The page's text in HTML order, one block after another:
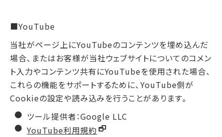
■YouTube
当社がページ上にYouTubeのコンテンツを埋め込んだ
場合、またはお客様が当社ウェブサイトについてのコメン
ト入力やコンテンツ共有にYouTubeを使用された場合、
これらの機能をサポートするために、YouTube側が
Cookieの設定や読み込みを行うことがあります。
ツール提供者：Google LLC
YouTube利用規約